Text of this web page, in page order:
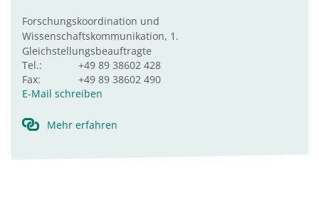
Forschungskoordination und
Wissenschaftskommunikation, 1.
Gleichstellungsbeauftragte
Tel.:
+49 89 38602 428
Fax:
+49 89 38602 490
E-Mail schreiben
Mehr erfahren